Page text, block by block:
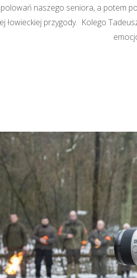
naszego seniora, a potem
łowieckiej przygody. Kolego